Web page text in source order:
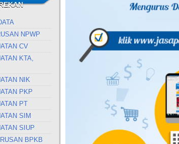
NPWP
CV
KTA,
NIK
PKP
PT
SIM
SIUP
BPKB